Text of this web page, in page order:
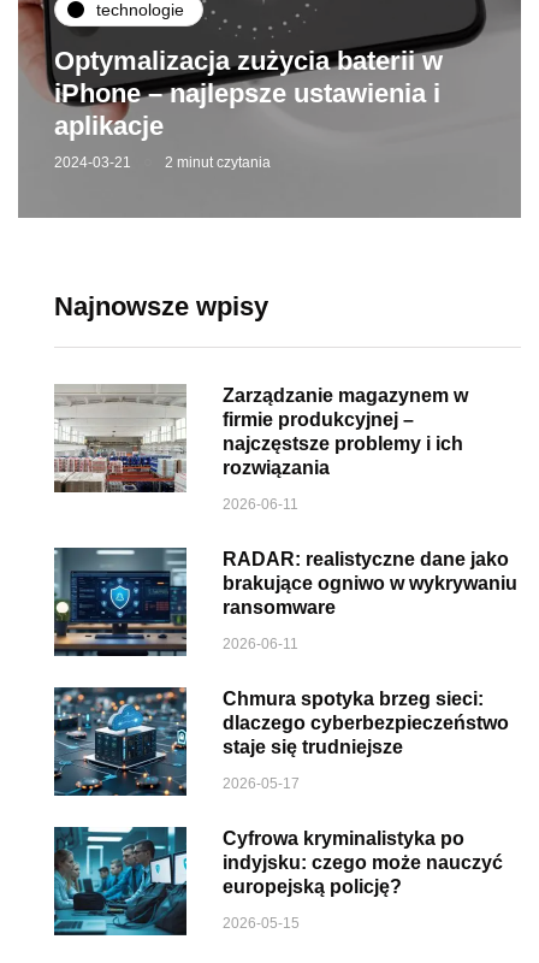
technologie
Optymalizacja zużycia baterii w
iPhone – najlepsze ustawienia i
aplikacje
2024-03-21 2 minut czytania
Najnowsze wpisy
Zarządzanie magazynem w
firmie produkcyjnej –
najczęstsze problemy i ich
rozwiązania
2026-06-11
RADAR: realistyczne dane jako
brakujące ogniwo w wykrywaniu
ransomware
2026-06-11
Chmura spotyka brzeg sieci:
dlaczego cyberbezpieczeństwo
staje się trudniejsze
2026-05-17
Cyfrowa kryminalistyka po
indyjsku: czego może nauczyć
europejską policję?
2026-05-15